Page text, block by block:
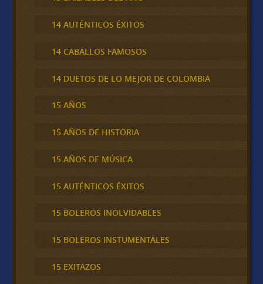
14 AUTÉNTICOS ÉXITOS
14 CABALLOS FAMOSOS
14 DUETOS DE LO MEJOR DE COLOMBIA
15 AÑOS
15 AÑOS DE HISTORIA
15 AÑOS DE MÚSICA
15 AUTÉNTICOS ÉXITOS
15 BOLEROS INOLVIDABLES
15 BOLEROS INSTUMENTALES
15 EXITAZOS